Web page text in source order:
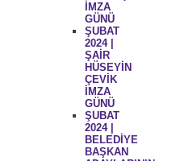
İMZA
GÜNÜ
ŞUBAT
2024 |
ŞAİR
HÜSEYİN
ÇEVİK
İMZA
GÜNÜ
ŞUBAT
2024 |
BELEDİYE
BAŞKAN